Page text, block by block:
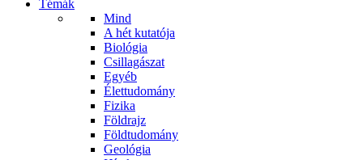
Témák
Mind
A hét kutatója
Biológia
Csillagászat
Egyéb
Élettudomány
Fizika
Földrajz
Földtudomány
Geológia